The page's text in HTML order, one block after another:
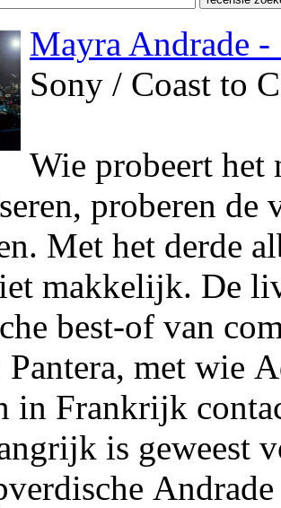
Mayra Andrade
Sony / Coast to
Wie probeert het
proberen de
Met het derde
makkelijk. De
best-of van
met wie
in Frankrijk
is geweest